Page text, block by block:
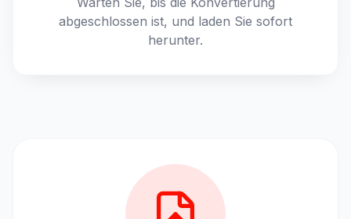
abgeschlossen ist, und laden Sie sofort
herunter.